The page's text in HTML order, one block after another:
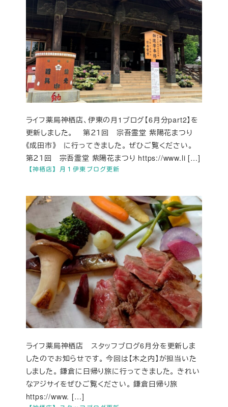
【神栖店】月１伊東ブログ更新
ライフ薬局神栖店、伊東の月1ブログ【6月分part2】を
更新しました。 第２１回 宗吾霊堂 紫陽花まつり
《成田市》 に行ってきました。 ぜひご覧ください。
第２１回 宗吾霊堂 紫陽花まつり https://www.li […]
ライフ薬局神栖店 スタッフブログ6月分を更新しま
したのでお知らせです。 今回は【木之内】が担当いた
しました。 鎌倉に日帰り旅に行ってきました。 きれい
なアジサイをぜひご覧ください。 鎌倉日帰り旅
https://www. […]